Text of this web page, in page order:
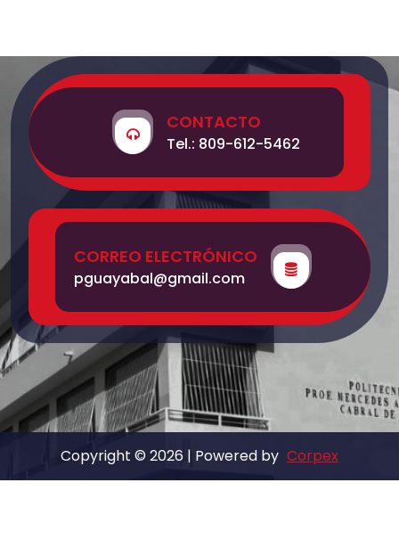
CONTACTO
Tel.: 809-612-5462
CORREO ELECTRÓNICO
pguayabal@gmail.com
Copyright © 2026 | Powered by Corpex